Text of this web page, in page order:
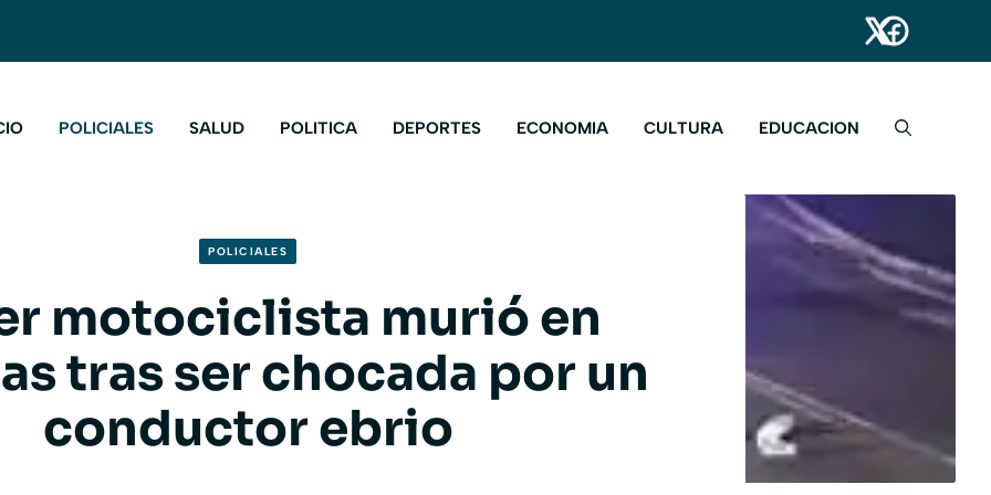
POLICIALES SALUD POLITICA DEPORTES ECONOMIA CULTURA EDUCACION
POLICIALES
motociclista murió en
tras ser chocada por un
conductor ebrio